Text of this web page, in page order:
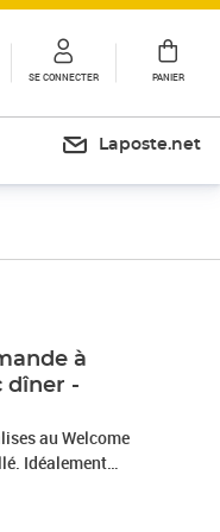
SE CONNECTER PANIER
Laposte.net
à
dîner -
au Welcome
Idéalement
4 étoiles